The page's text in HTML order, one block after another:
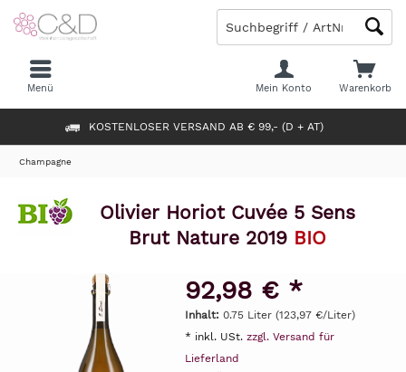
KOSTENLOSER VERSAND AB € 99,- (D + AT)
Warenkorb
Mein Konto
Menü
Champagne
Olivier Horiot Cuvée 5 Sens
Brut Nature 2019 BIO
92,98 € *
Inhalt: 0.75 Liter (123,97 €/Liter)
* inkl. USt. zzgl. Versand für
Lieferland